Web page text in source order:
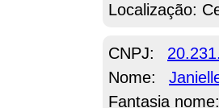
Localização:
CNPJ:
Nome:
Fantasia nome: